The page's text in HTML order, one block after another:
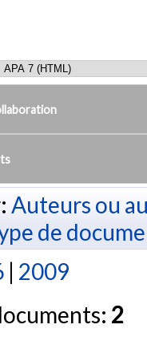
Auteurs ou
de
| 2009
2